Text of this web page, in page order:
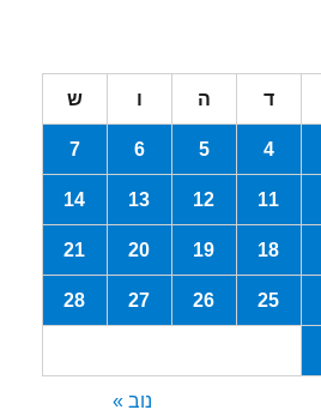
ד ה ו ש
4
5
6
7
11
12
13
14
18
19
20
21
25
26
27
28
נוב »